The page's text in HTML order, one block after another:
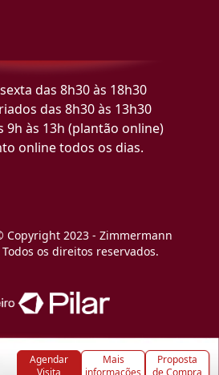
Agendar
Visita
Mais
informações
Proposta
de Compra
das 8h30 às 18h30
das 8h30 às 13h30
9h às 13h (plantão online)
online todos os dias.
Copyright 2023 - Zimmermann
os direitos reservados.